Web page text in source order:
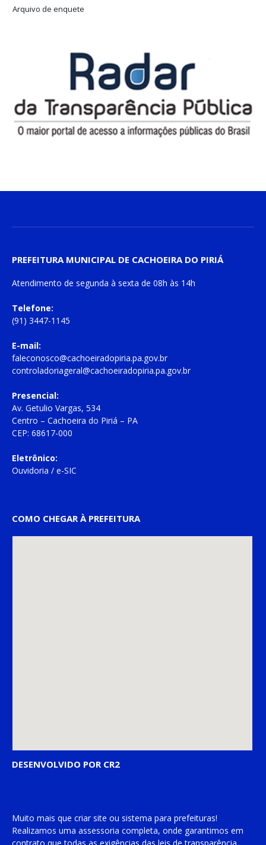
Arquivo de enquete
PREFEITURA MUNICIPAL DE CACHOEIRA DO PIRIÁ
Atendimento de segunda à sexta de 08h às 14h
Telefone:
(91) 3447-1145
E-mail:
faleconosco@cachoeiradopiria.pa.gov.br
controladoriageral@cachoeiradopiria.pa.gov.br
Presencial:
Av. Getulio Vargas, 534
Centro – Cachoeira do Piriá – PA
CEP: 68617-000
Eletrônico:
Ouvidoria / e-SIC
COMO CHEGAR À PREFEITURA
DESENVOLVIDO POR CR2
Muito mais que criar site ou sistema para prefeituras!
Realizamos uma assessoria completa, onde garantimos em